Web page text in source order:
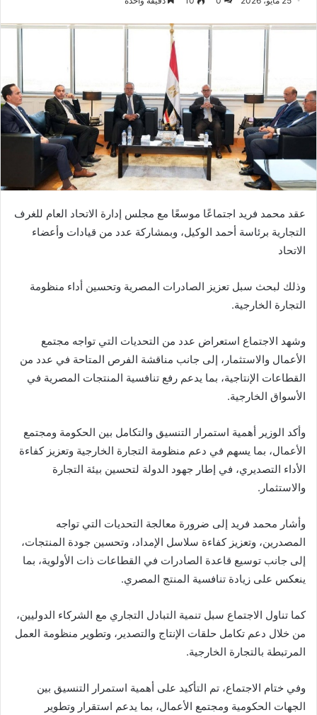
عقد محمد فريد اجتماعًا موسعًا مع مجلس إدارة الاتحاد العام للغرف
التجارية برئاسة أحمد الوكيل، وبمشاركة عدد من قيادات وأعضاء
الاتحاد
وذلك لبحث سبل تعزيز الصادرات المصرية وتحسين أداء منظومة
التجارة الخارجية.
وشهد الاجتماع استعراض عدد من التحديات التي تواجه مجتمع
الأعمال والاستثمار، إلى جانب مناقشة الفرص المتاحة في عدد من
القطاعات الإنتاجية، بما يدعم رفع تنافسية المنتجات المصرية في
الأسواق الخارجية.
وأكد الوزير أهمية استمرار التنسيق والتكامل بين الحكومة ومجتمع
الأعمال، بما يسهم في دعم منظومة التجارة الخارجية وتعزيز كفاءة
الأداء التصديري، في إطار جهود الدولة لتحسين بيئة التجارة
والاستثمار.
وأشار محمد فريد إلى ضرورة معالجة التحديات التي تواجه
المصدرين، وتعزيز كفاءة سلاسل الإمداد، وتحسين جودة المنتجات،
إلى جانب توسيع قاعدة الصادرات في القطاعات ذات الأولوية، بما
ينعكس على زيادة تنافسية المنتج المصري.
كما تناول الاجتماع سبل تنمية التبادل التجاري مع الشركاء الدوليين،
من خلال دعم تكامل حلقات الإنتاج والتصدير، وتطوير منظومة العمل
المرتبطة بالتجارة الخارجية.
وفي ختام الاجتماع، تم التأكيد على أهمية استمرار التنسيق بين
الجهات الحكومية ومجتمع الأعمال، بما يدعم استقرار وتطوير